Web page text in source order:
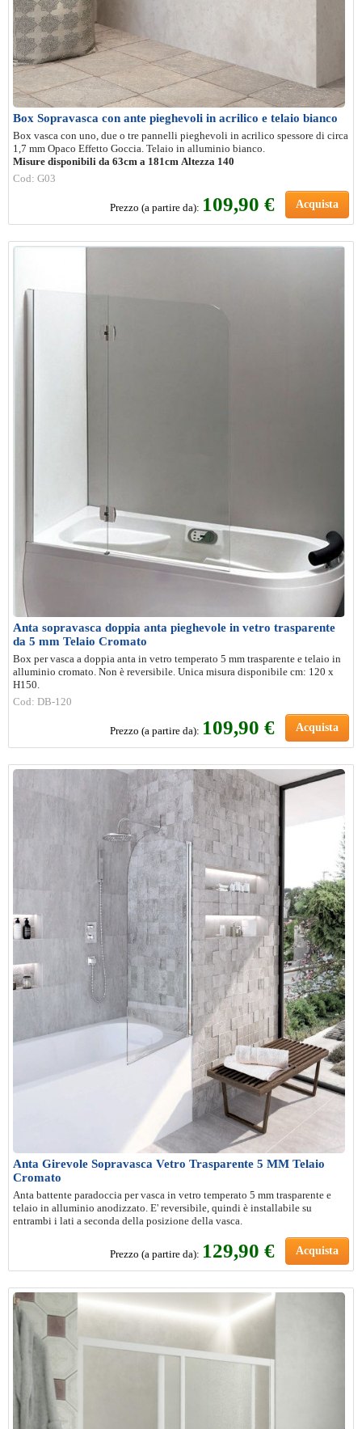
Box Sopravasca con ante pieghevoli in acrilico e telaio bianco
Box vasca con uno, due o tre pannelli pieghevoli in acrilico spessore di circa
1,7 mm Opaco Effetto Goccia. Telaio in alluminio bianco.
Misure disponibili da 63cm a 181cm Altezza 140
Cod: G03
Prezzo (a partire da): 109,90 € Acquista
Anta sopravasca doppia anta pieghevole in vetro trasparente
da 5 mm Telaio Cromato
Box per vasca a doppia anta in vetro temperato 5 mm trasparente e telaio in
alluminio cromato. Non è reversibile. Unica misura disponibile cm: 120 x
H150.
Cod: DB-120
Prezzo (a partire da): 109,90 € Acquista
Anta Girevole Sopravasca Vetro Trasparente 5 MM Telaio
Cromato
Anta battente paradoccia per vasca in vetro temperato 5 mm trasparente e
telaio in alluminio anodizzato. E' reversibile, quindi è installabile su
entrambi i lati a seconda della posizione della vasca.
Prezzo (a partire da): 129,90 € Acquista